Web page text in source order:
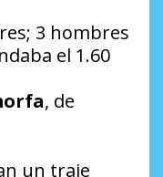
3 hombres
el 1.60
, de
un traje